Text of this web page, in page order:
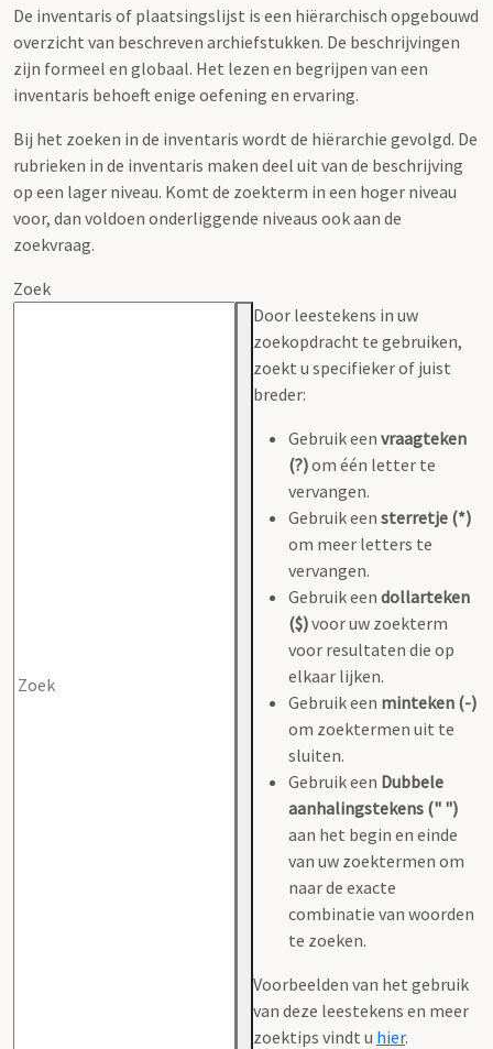
De inventaris of plaatsingslijst is een hiërarchisch opgebouwd
overzicht van beschreven archiefstukken. De beschrijvingen
zijn formeel en globaal. Het lezen en begrijpen van een
inventaris behoeft enige oefening en ervaring.
Bij het zoeken in de inventaris wordt de hiërarchie gevolgd. De
rubrieken in de inventaris maken deel uit van de beschrijving
op een lager niveau. Komt de zoekterm in een hoger niveau
voor, dan voldoen onderliggende niveaus ook aan de
zoekvraag.
Zoek
Door leestekens in uw
zoekopdracht te gebruiken,
zoekt u specifieker of juist
breder:
Gebruik een vraagteken
(?)om één letter te
vervangen.
Gebruik een sterretje (*)
om meer letters te
vervangen.
Gebruik een dollarteken
($)voor uw zoekterm
voor resultaten die op
elkaar lijken.
Gebruik een minteken (-)
om zoektermen uit te
sluiten.
Gebruik een Dubbele
aanhalingstekens (" ")
aan het begin en einde
van uw zoektermen om
naar de exacte
combinatie van woorden
te zoeken.
Voorbeelden van het gebruik
van deze leestekens en meer
zoektips vindt u hier.